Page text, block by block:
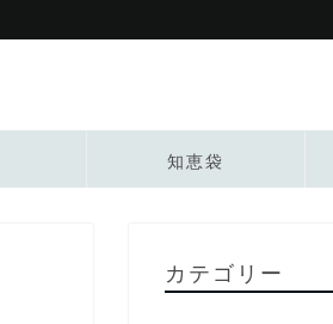
知恵袋
カテゴリー